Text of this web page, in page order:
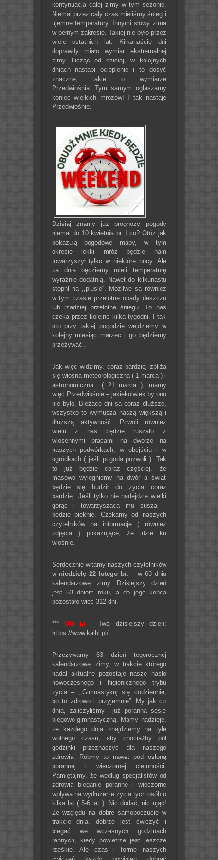
kontynuacja całej zimy w tym sezonie.
Niemal przez cały czas mieliśmy śnieg i
ujemne temperatury. Innymi słowy zima
w pełnym zakresie. Takiej nie było przez
wiele ostatnich lat. Kilkanaście dni
doprawdy miało wymiar ekstremalnej
zimy. Licząc od dzisiaj, w kolejnych
dniach nastąpi ocieplenie i to dosyć
znaczne, takie o wymiarze
Przedwiośnia. Tym samym ogłaszamy
koniec wielkich mrozów! I tak nastaje
Przedwiośnie.
Dzisiaj znamy już prognozy pogody
niemal do 10 kwietnia br. I co? Otóż jak
pokazują pogodowe mapy, w tym
okresie lekki mróz będzie nam
towarzyszył tylko w niektóre nocy. Ale
za dnia będziemy mieli temperaturę
wyraźnie dodatnią. Nawet do kilkunastu
stopni na ,,plusie”. Możliwe są również
w tym czasie przelotne opady deszczu
lub rzadziej przelotne śniegu. To nas
czeka przez kolejne kilka tygodni. I tak
oto przy takiej pogodzie wejdziemy w
kolejny miesiąc marzec i go będziemy
przeżywać..
Jak więc widzimy, coraz bardziej zbliża
się wiosna meteorologiczna ( 1 marca ) i
astronomiczna ( 21 marca ), mamy
więc Przedwiośnie – jakiekolwiek by ono
nie było. Bieżące dni są coraz dłuższe,
wszystko to wymusza naszą większą i
dłuższą aktywność. Powoli również
wielu z nas będzie ruszało z
wiosennymi pracami na dworze na
naszych podwórkach, w obejściu i w
ogródkach ( jeśli pogoda pozwoli ). Tak
to już będzie coraz częściej, że
masowo wylegniemy na dwór a świat
będzie się budził do życia coraz
bardziej. Jeśli tylko nie nadejdzie wielki
gorąc i towarzysząca mu susza –
będzie pięknie. Czekamy od naszych
czytelników na informacje ( również
zdjęcia ) pokazujące, że idzie ku
wiośnie.
Serdecznie witamy naszych czytelników
wniedzielę 22 lutego br. – w 63 dniu
kalendarzowej zimy. Dzisiejszy dzień
jest 53 dniem roku, a do jego końca
pozostało więc 312 dni.
*** Oto ja– Twój dzisiejszy dzień:
https://www.kalbi.pl/
Przeżywamy 63 dzień tegorocznej
kalendarzowej zimy, w trakcie którego
nadal aktualne pozostaje nasze hasło
nowoczesnego i higienicznego trybu
życia – ,,Gimnastykuj się codziennie,
bo to zdrowo i przyjemnie”. My jak co
dnia, zaliczyliśmy już poranną sesję
biegowo-gimnastyczną. Mamy nadzieję,
że każdego dnia znajdziemy na tyle
wolnego czasu, aby chociażby pół
godzinki przeznaczyć dla naszego
zdrowia. Róbmy to nawet pod osłoną
porannej i wieczornej ciemności.
Pamiętajmy, że według specjalistów od
zdrowia bieganie poranne i wieczorne
wpływa na wydłużenie życia tych osób o
kilka lat ( 5-6 lat ). Nic dodać, nic ująć!
Ze względu na dobre samopoczucie w
trakcie dnia, dobrze jest ćwiczyć i
biegać we wczesnych godzinach
rannych, kiedy powietrze jest jeszcze
rześkie. Ale czas i formę naszych